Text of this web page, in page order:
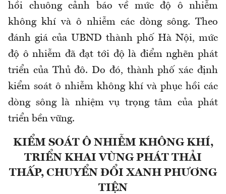
hồi chuông cảnh báo về mức độ ô nhiễm
không khí và ô nhiễm các dòng sông. Theo
đánh giá của UBND thành phố Hà Nội, mức
độ ô nhiễm đã đạt tới độ là điểm nghẽn phát
triển của Thủ đô. Do đó, thành phố xác định
kiểm soát ô nhiễm không khí và phục hồi các
dòng sông là nhiệm vụ trọng tâm của phát
triển bền vững.
KIỂM SOÁT Ô NHIỄM KHÔNG KHÍ,
TRIỂN KHAI VÙNG PHÁT THẢI
THẤP, CHUYỂN ĐỔI XANH PHƯƠNG
TIỆN